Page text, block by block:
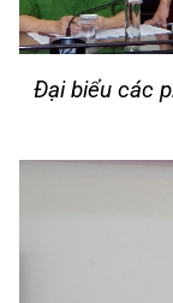
Đại biểu các